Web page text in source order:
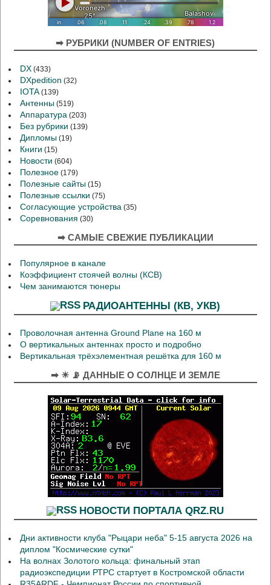
➡ РУБРИКИ (NUMBER OF ENTRIES)
DX (433)
DXpedition (32)
IOTA(139)
Антенны (519)
Аппаратура (203)
Без рубрики (139)
Дипломы (19)
Книги (15)
Новости (604)
Полезное (179)
Полезные сайты (15)
Полезные ссылки (75)
Согласующие устройства (35)
Соревнования (30)
➡ САМЫЕ СВЕЖИЕ ПУБЛИКАЦИИ
Популярное в канале
Коэффициент стоячей волны (КСВ)
Чем занимаются тюнеры
РАДИОАНТЕННЫ (КВ, УКВ)
Проволочная антенна Ground Plane на 160 м
О вертикальных антеннах просто и подробно
Вертикальная трёхэлементная решётка для 160 м
➡ ☀ 📡 ДАННЫЕ О СОЛНЦЕ И ЗЕМЛЕ
НОВОСТИ ПОРТАЛА QRZ.RU
Дни активности клуба "Рыцари неба" 5-15 августа 2026 на
диплом "Космические сутки"
На волнах Золотого кольца: финальный этап
радиоэкспедиции РТРС стартует в Костромской области